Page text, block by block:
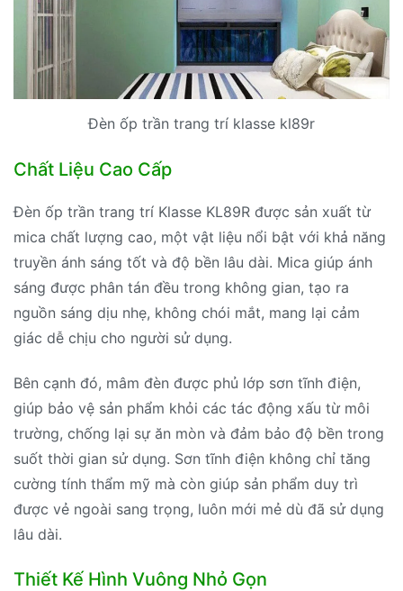
Đèn ốp trần trang trí klasse kl89r
Chất Liệu Cao Cấp
Đèn ốp trần trang trí Klasse KL89R được sản xuất từ
mica chất lượng cao, một vật liệu nổi bật với khả năng
truyền ánh sáng tốt và độ bền lâu dài. Mica giúp ánh
sáng được phân tán đều trong không gian, tạo ra
nguồn sáng dịu nhẹ, không chói mắt, mang lại cảm
giác dễ chịu cho người sử dụng.
Bên cạnh đó, mâm đèn được phủ lớp sơn tĩnh điện,
giúp bảo vệ sản phẩm khỏi các tác động xấu từ môi
trường, chống lại sự ăn mòn và đảm bảo độ bền trong
suốt thời gian sử dụng. Sơn tĩnh điện không chỉ tăng
cường tính thẩm mỹ mà còn giúp sản phẩm duy trì
được vẻ ngoài sang trọng, luôn mới mẻ dù đã sử dụng
lâu dài.
Thiết Kế Hình Vuông Nhỏ Gọn